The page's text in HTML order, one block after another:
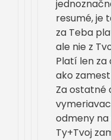
resumé, je
za Teba
ale nie z
Platí len za
ako
Za ostatné
odmeny na
Ty+Tvoj